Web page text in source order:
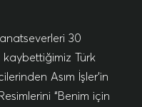
30
kaybettiğimiz Türk
Asım İşler’in
“Benim için